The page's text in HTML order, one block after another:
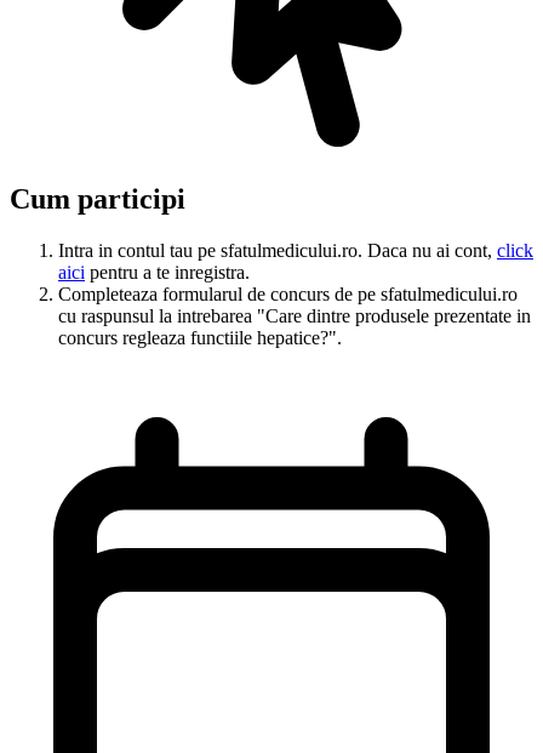
Cum participi
Intra in contul tau pe sfatulmedicului.ro. Daca nu ai cont, click
aici pentru a te inregistra.
Completeaza formularul de concurs de pe sfatulmedicului.ro
cu raspunsul la intrebarea "Care dintre produsele prezentate in
concurs regleaza functiile hepatice?".